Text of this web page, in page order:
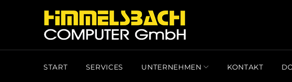
START SERVICES UNTERNEHMEN KONTAKT
BACKUP-
EINSTELLUNGEN